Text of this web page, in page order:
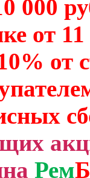
000
от
от
Рем